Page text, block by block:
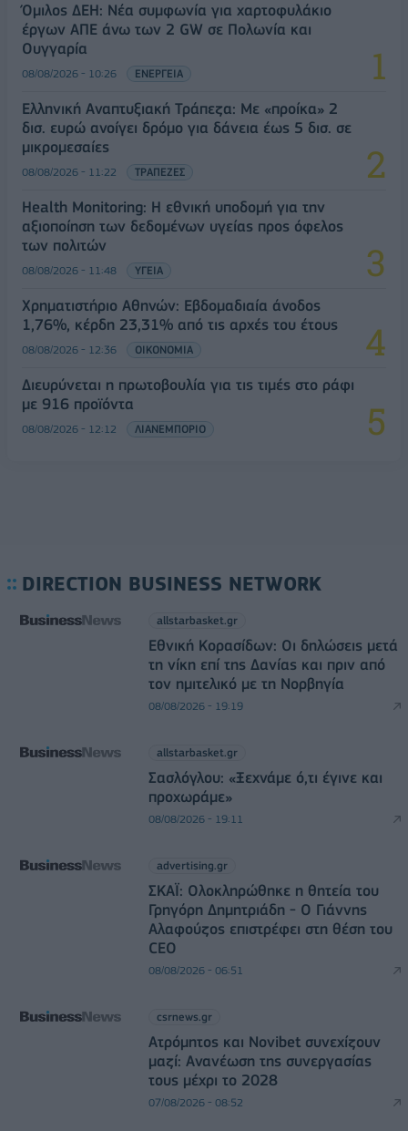
Όμιλος ΔΕΗ: Νέα συμφωνία για χαρτοφυλάκιο
έργων ΑΠΕ άνω των 2 GW σε Πολωνία και
Ουγγαρία
08/08/2026 - 10:26 ΕΝΕΡΓΕΙΑ
Ελληνική Αναπτυξιακή Τράπεζα: Με «προίκα» 2
δισ. ευρώ ανοίγει δρόμο για δάνεια έως 5 δισ. σε
μικρομεσαίες
08/08/2026 - 11:22 ΤΡΑΠΕΖΕΣ
Health Monitoring: Η εθνική υποδομή για την
αξιοποίηση των δεδομένων υγείας προς όφελος
των πολιτών
08/08/2026 - 11:48 ΥΓΕΙΑ
Χρηματιστήριο Αθηνών: Εβδομαδιαία άνοδος
1,76%, κέρδη 23,31% από τις αρχές του έτους
08/08/2026 - 12:36 ΟΙΚΟΝΟΜΙΑ
Διευρύνεται η πρωτοβουλία για τις τιμές στο ράφι
με 916 προϊόντα
08/08/2026 - 12:12 ΛΙΑΝΕΜΠΟΡΙΟ
DIRECTION BUSINESS NETWORK
allstarbasket.gr
Εθνική Κορασίδων: Οι δηλώσεις μετά
τη νίκη επί της Δανίας και πριν από
τον ημιτελικό με τη Νορβηγία
08/08/2026 - 19:19
allstarbasket.gr
Σασλόγλου: «Ξεχνάμε ό,τι έγινε και
προχωράμε»
08/08/2026 - 19:11
advertising.gr
ΣΚΑΪ: Ολοκληρώθηκε η θητεία του
Γρηγόρη Δημητριάδη - Ο Γιάννης
Αλαφούζος επιστρέφει στη θέση του
CEO
08/08/2026 - 06:51
csrnews.gr
Ατρόμητος και Novibet συνεχίζουν
μαζί: Ανανέωση της συνεργασίας
τους μέχρι το 2028
07/08/2026 - 08:52